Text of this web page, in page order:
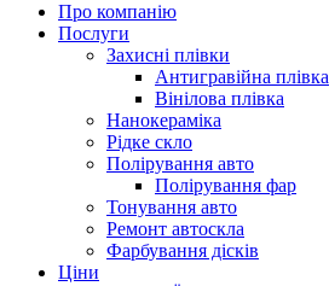
Про компанію
Послуги
Захисні плівки
Антигравійна плівка
Вінілова плівка
Нанокераміка
Рідке скло
Полірування авто
Полірування фар
Тонування авто
Ремонт автоскла
Фарбування дісків
Ціни